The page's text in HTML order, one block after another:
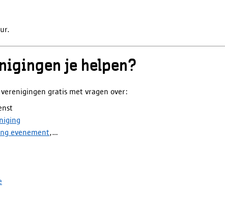
je helpen?
gratis met vragen over:
evenement,...